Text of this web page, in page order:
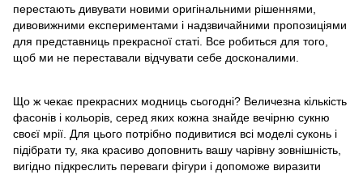
перестають дивувати новими оригінальними рішеннями,
дивовижними експериментами і надзвичайними пропозиціями
для представниць прекрасної статі. Все робиться для того,
щоб ми не переставали відчувати себе досконалими.
Що ж чекає прекрасних модниць сьогодні? Величезна кількість
фасонів і кольорів, серед яких кожна знайде вечірню сукню
своєї мрії. Для цього потрібно подивитися всі моделі суконь і
підібрати ту, яка красиво доповнить вашу чарівну зовнішність,
вигідно підкреслить переваги фігури і допоможе виразити